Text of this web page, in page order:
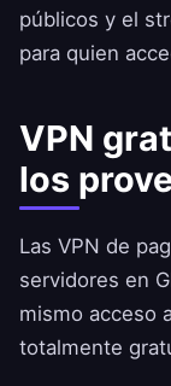
públicos y el
para quien
VPN
los
Las VPN de
servidores en
mismo acceso
totalmente